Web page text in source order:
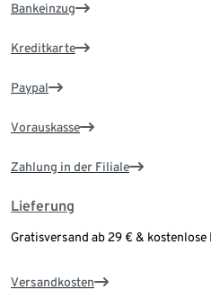
Bankeinzug
Kreditkarte
Paypal
Vorauskasse
Zahlung in der Filiale
Lieferung
Gratisversand ab 29 € & kostenlose
Versandkosten